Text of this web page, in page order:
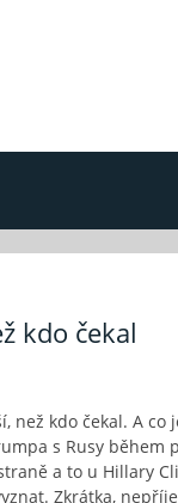
kdo čekal
než kdo čekal. A
s Rusy během
a to u Hillary
Zkrátka,